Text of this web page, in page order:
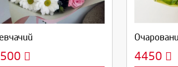
Продолжить Отмена
4450